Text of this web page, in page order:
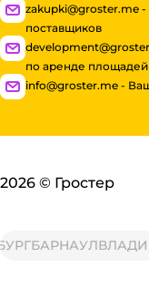
zakupki@groster.me
поставщиков
по аренде площадей
info@groster.me -
2026 © Гростер
БАРНАУЛ